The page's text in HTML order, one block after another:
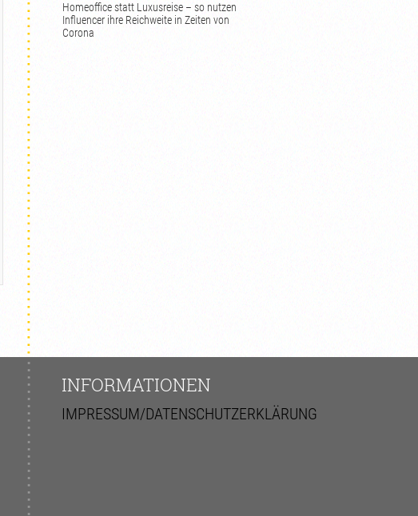
Homeoffice statt Luxusreise – so nutzen
Influencer ihre Reichweite in Zeiten von
Corona
INFORMATIONEN
IMPRESSUM/DATENSCHUTZERKLÄRUNG